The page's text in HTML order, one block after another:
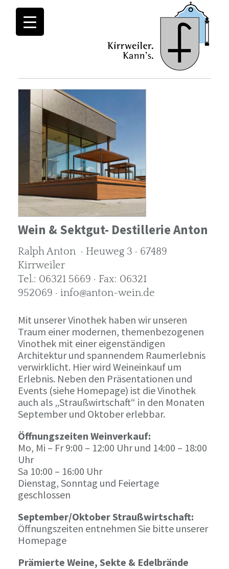
Wein & Sektgut- Destillerie Anton
Ralph Anton · Heuweg 3 · 67489
Kirrweiler
Tel.: 06321 5669 · Fax: 06321
952069 · info@anton-wein.de
Mit unserer Vinothek haben wir unseren
Traum einer modernen, themenbezogenen
Vinothek mit einer eigenständigen
Architektur und spannendem Raumerlebnis
verwirklicht. Hier wird Weineinkauf um
Erlebnis. Neben den Präsentationen und
Events (siehe Homepage) ist die Vinothek
auch als „Straußwirtschaft“ in den Monaten
September und Oktober erlebbar.
Öffnungszeiten Weinverkauf:
Mo, Mi – Fr 9:00 – 12:00 Uhr und 14:00 – 18:00
Uhr
Sa 10:00 – 16:00 Uhr
Dienstag, Sonntag und Feiertage
geschlossen
September/Oktober Straußwirtschaft:
Öffnungszeiten entnehmen Sie bitte unserer
Homepage
Prämierte Weine, Sekte & Edelbrände